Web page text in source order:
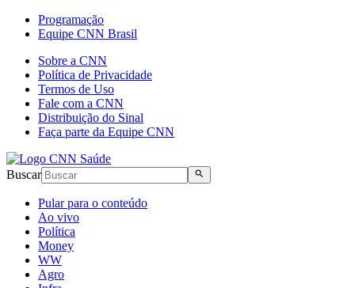
Programação
Equipe CNN Brasil
Sobre a CNN
Política de Privacidade
Termos de Uso
Fale com a CNN
Distribuição do Sinal
Faça parte da Equipe CNN
Buscar
Pular para o conteúdo
Ao vivo
Política
Money
WW
Agro